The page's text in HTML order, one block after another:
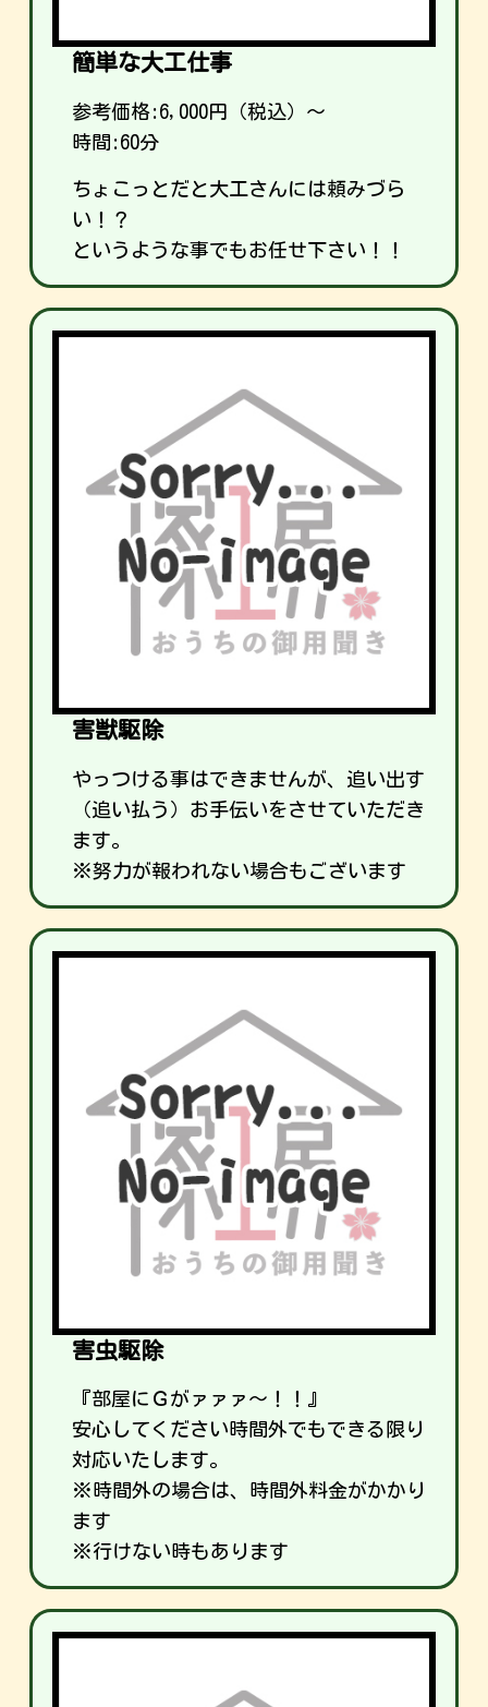
簡単な大工仕事
参考価格:6,000円（税込）～
時間:60分
ちょこっとだと大工さんには頼みづら
い！？
というような事でもお任せ下さい！！
害獣駆除
やっつける事はできませんが、追い出す
（追い払う）お手伝いをさせていただき
ます。
※努力が報われない場合もございます
害虫駆除
『部屋にＧがァァァ～！！』
安心してください時間外でもできる限り
対応いたします。
※時間外の場合は、時間外料金がかかり
ます
※行けない時もあります